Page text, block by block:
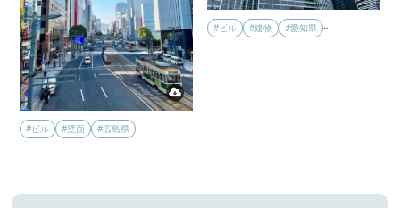
#ビル #壁面 #広島県 …
#ビル #建物 #愛知県 …